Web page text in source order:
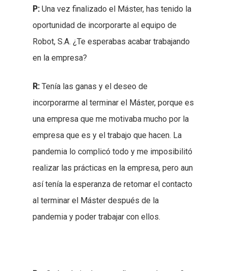
P:Una vez finalizado el Máster, has tenido la
oportunidad de incorporarte al equipo de
Robot, S.A. ¿Te esperabas acabar trabajando
en la empresa?
R:Tenía las ganas y el deseo de
incorporarme al terminar el Máster, porque es
una empresa que me motivaba mucho por la
empresa que es y el trabajo que hacen. La
pandemia lo complicó todo y me imposibilitó
realizar las prácticas en la empresa, pero aun
así tenía la esperanza de retomar el contacto
al terminar el Máster después de la
pandemia y poder trabajar con ellos.